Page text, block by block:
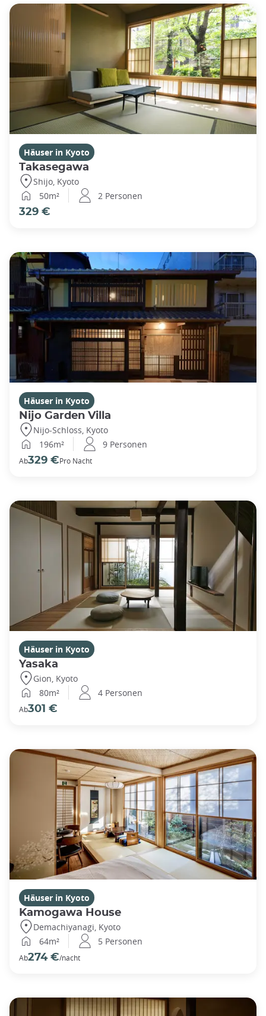
Häuser in Kyoto
Takasegawa
Shijo, Kyoto
50m²
2 Personen
329 €
Häuser in Kyoto
Nijo Garden Villa
Nijo-Schloss, Kyoto
196m²
9 Personen
Ab329 €Pro Nacht
Häuser in Kyoto
Yasaka
Gion, Kyoto
80m²
4 Personen
Ab301 €
Häuser in Kyoto
Kamogawa House
Demachiyanagi, Kyoto
64m²
5 Personen
Ab274 €/nacht